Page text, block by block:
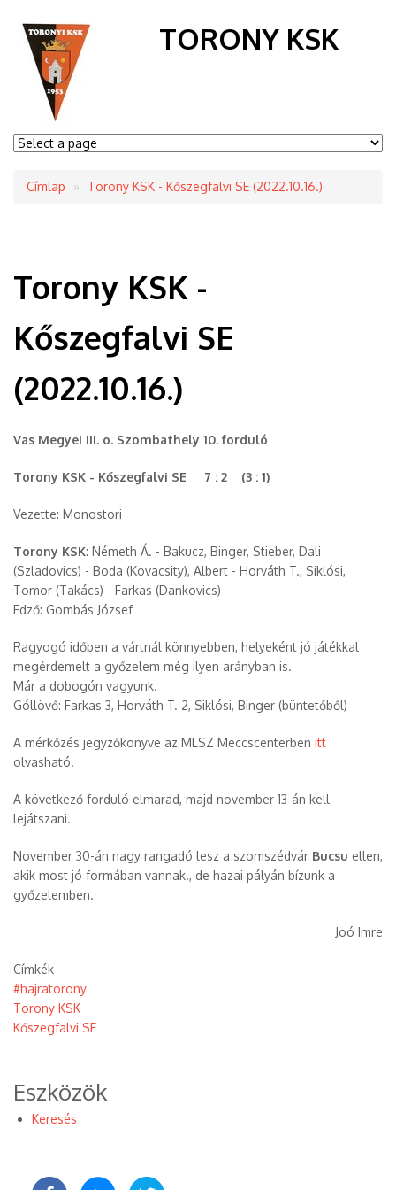
TORONY KSK
Morzsa
Címlap Torony KSK - Kőszegfalvi SE (2022.10.16.)
Torony KSK -
Kőszegfalvi SE
(2022.10.16.)
Vas Megyei III. o. Szombathely 10. forduló
Torony KSK - Kőszegfalvi SE 7 : 2 (3 : 1)
Vezette: Monostori
Torony KSK: Németh Á. - Bakucz, Binger, Stieber, Dali
(Szladovics) - Boda (Kovacsity), Albert - Horváth T., Siklósi,
Tomor (Takács) - Farkas (Dankovics)
Edző: Gombás József
Ragyogó időben a vártnál könnyebben, helyeként jó játékkal
megérdemelt a győzelem még ilyen arányban is.
Már a dobogón vagyunk.
Góllövő: Farkas 3, Horváth T. 2, Siklósi, Binger (büntetőből)
A mérkőzés jegyzőkönyve az MLSZ Meccscenterben itt
olvasható.
A következő forduló elmarad, majd november 13-án kell
lejátszani.
November 30-án nagy rangadó lesz a szomszédvár Bucsu ellen,
akik most jó formában vannak., de hazai pályán bízunk a
győzelemben.
Joó Imre
Címkék
#hajratorony
Torony KSK
Kőszegfalvi SE
Eszközök
Keresés